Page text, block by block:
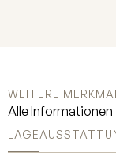
geschmackvoll
perfekt für Familie
Obergeschoss
WEITERE
Alle Informationen
LAGE